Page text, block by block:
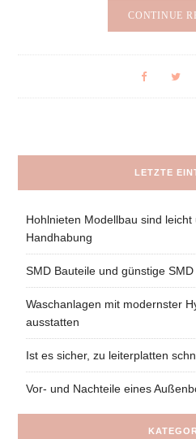
CONTINUE
LETZTE
Hohlnieten Modellbau sind
Handhabung
SMD Bauteile und günstige
Waschanlagen mit modernster
ausstatten
Ist es sicher, zu leiterplatten
Vor- und Nachteile eines